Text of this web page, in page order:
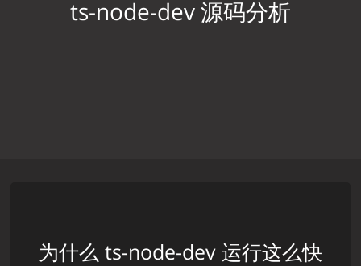
ts-node-dev 源码分析
为什么 ts-node-dev 运行这么快